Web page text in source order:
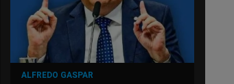
ALFREDO GASPAR